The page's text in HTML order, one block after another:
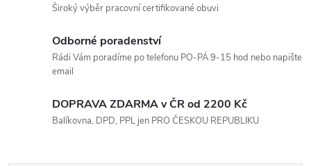
Široký výběr pracovní certifikované obuvi
Odborné poradenství
Rádi Vám poradíme po telefonu PO-PÁ 9-15 hod nebo napište
email
DOPRAVA ZDARMA v ČR od 2200 Kč
Balíkovna, DPD, PPL jen PRO ČESKOU REPUBLIKU